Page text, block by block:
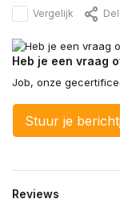
Vergelijk
Heb je een vraag
Job, onze
Stuur je
Reviews